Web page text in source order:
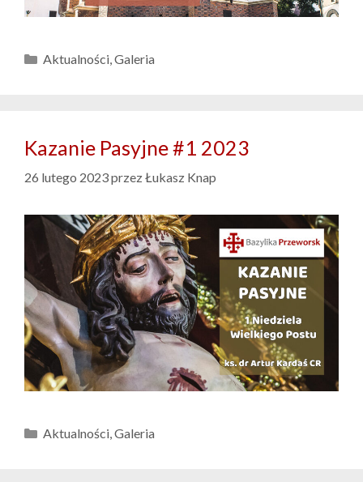
Kategorie
Aktualności, Galeria
Kazanie Pasyjne #1 2023
26 lutego 2023przezŁukasz Knap
Kategorie
Aktualności,Galeria